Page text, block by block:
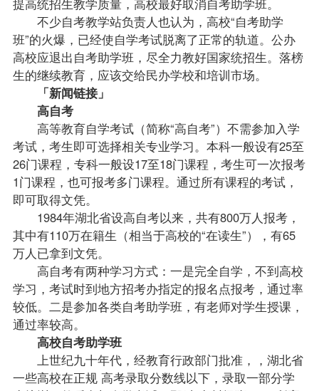
不少自考教学站负责人也认为，高校“自考助学
班”的火爆，已经使自学考试脱离了正常的轨道。公办
高校应退出自考助学班，尽全力教好国家统招生。落榜
生的继续教育，应该交给民办学校和培训市场。
「新闻链接」
高自考
高等教育自学考试（简称“高自考”）不需参加入学
考试，考生即可选择相关专业学习。本科一般设有25至
26门课程，专科一般设17至18门课程，考生可一次报考
1门课程，也可报考多门课程。通过所有课程的考试，
即可取得文凭。
1984年湖北省设高自考以来，共有800万人报考，
其中有110万在籍生（相当于高校的“在读生”），有65
万人已拿到文凭。
高自考有两种学习方式：一是完全自学，不到高校
学习，考试时到地方招考办指定的报名点报考，通过率
较低。二是参加各类自考助学班，有老师对学生授课，
通过率较高。
高校自考助学班
上世纪九十年代，经教育行政部门批准，，湖北省
一些高校在正规 高考录取分数线以下，录取一部分学